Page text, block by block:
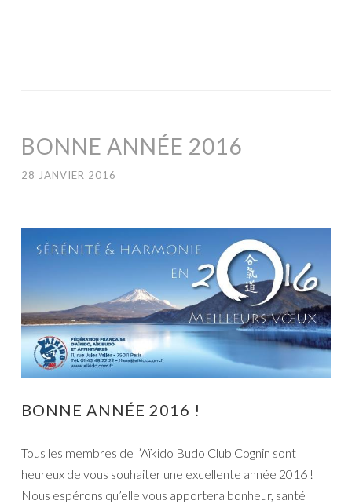
BONNE ANNÉE 2016
28 JANVIER 2016
BONNE ANNÉE 2016 !
Tous les membres de l’Aïkido Budo Club Cognin sont
heureux de vous souhaiter une excellente année 2016 !
Nous espérons qu’elle vous apportera bonheur, santé